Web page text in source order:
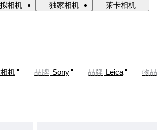
相机 独家相机 莱卡相机
机 品牌 Sony 品牌 Leica 物品